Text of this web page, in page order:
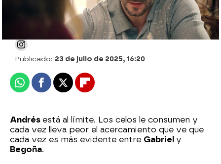
Julia Zapata López
Publicado: 23 de julio de 2025, 16:20
WhatsappFacebook
X Flipboard
Andrés está al límite. Los celos le consumen y
cada vez lleva peor el acercamiento que ve que
cada vez es más evidente entre Gabriel y
Begoña.